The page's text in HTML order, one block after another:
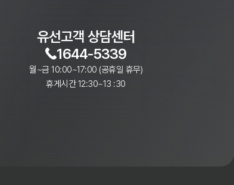
유선고객 상담센터
1644-5339
월~금 10:00~17:00 (공휴일 휴무)
휴게시간 12:30~13 :30